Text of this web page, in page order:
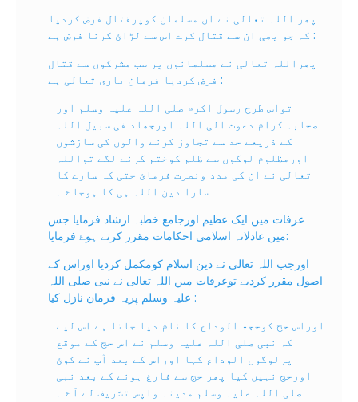
پھر اللہ تعالی نے ان مسلمان کوپرقتال فرض کردیا
کہ جو بھی ان سے قتال کرے اس سے لڑائ کرنا فرض ہے :
پھراللہ تعالی نے مسلمانوں پر سب مشرکوں سے قتال
فرض کردیا فرمان باری تعالی ہے :
تواس طرح رسول اکرم صلی اللہ علیہ وسلم اور
صحابہ کرام دعوت الی اللہ اورجھاد فی سبیل اللہ
کے ذریعے حد سے تجاوز کرنے والوں کی سازشوں
اورمظلوم لوگوں سے ظلم کوختم کرنے لگے تواللہ
تعالی نے ان کی مدد ونصرت فرمائ حتی کہ سارے کا
سارا دین اللہ ہی کا ہوجاۓ ۔
عرفات میں ایک عظیم اورجامع خطبہ ارشاد فرمایا جس
میں عادلانہ اسلامی احکامات مقرر کرتے ہوۓ فرمایا:
اورجب اللہ تعالی نے دین اسلام کومکمل کردیا اوراس کے
اصول مقرر کردیے توعرفات میں اللہ تعالی نے نبی صلی اللہ
علیہ وسلم پریہ فرمان نازل کیا :
اوراس حج کوحجۃ الوداع کا نام دیا جاتا ہے اس لیے
کہ نبی صلی اللہ علیہ وسلم نے اس حج کے موقع
پرلوگوں الوداع کہا اوراس کے بعد آپ نے کوئ
اورحج نہیں کیا پھر حج سے فارغ ہونے کے بعد نبی
صلی اللہ علیہ وسلم مدینہ واپس تشریف لے آۓ ۔